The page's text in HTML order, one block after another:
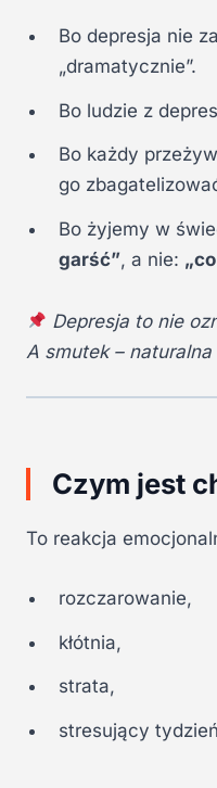
Bo depresja nie
„dramatycznie”.
Bo ludzie z
Bo każdy
go
Bo żyjemy w
garść”, a nie:
Depresja to nie
A smutek – naturalna
Czym jest
To reakcja
rozczarowanie,
kłótnia,
strata,
stresujący